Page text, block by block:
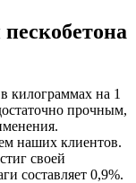
килограммах на 1
прочным,
наших клиентов.
своей
составляет 0,9%.